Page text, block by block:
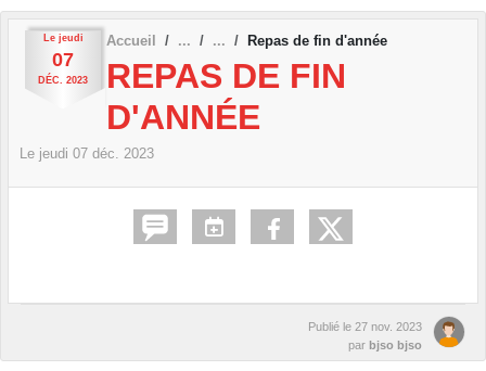
Le jeudi
07
DÉC. 2023
Accueil Repas de fin d'année
REPAS DE FIN
D'ANNÉE
Le jeudi 07 déc. 2023
Publié le 27 nov. 2023
par bjso bjso